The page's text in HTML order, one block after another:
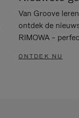
Van Groove
ontdek de
RIMOWA –
ONTDEK NU